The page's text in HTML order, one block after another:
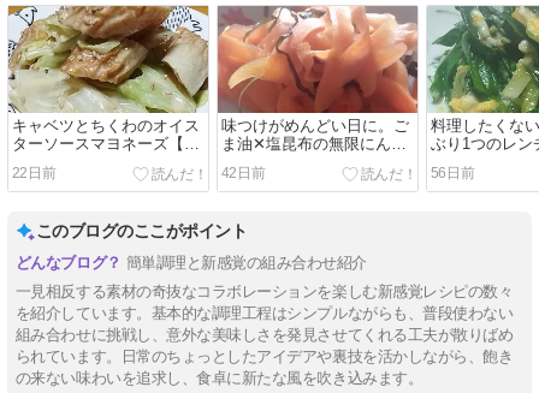
キャベツとちくわのオイス
ターソースマヨネーズ【5
分・レンチン】
22日前
味つけがめんどい日に。ご
ま油✕塩昆布の無限にんじ
ん【包丁いらず・5分】
42日前
料理したくな
ぶり1つのレン
【5分・フラ
56日前
このブログのここがポイント
簡単調理と新感覚の組み合わせ紹介
一見相反する素材の奇抜なコラボレーションを楽しむ新感覚レシピの数々
を紹介しています。基本的な調理工程はシンプルながらも、普段使わない
組み合わせに挑戦し、意外な美味しさを発見させてくれる工夫が散りばめ
られています。日常のちょっとしたアイデアや裏技を活かしながら、飽き
の来ない味わいを追求し、食卓に新たな風を吹き込みます。